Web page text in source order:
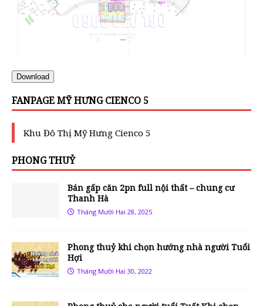
Download
FANPAGE MỸ HƯNG CIENCO 5
Khu Đô Thị Mỹ Hưng Cienco 5
PHONG THUỶ
Bán gấp căn 2pn full nội thất – chung cư
Thanh Hà
Tháng Mười Hai 28, 2025
Phong thuỷ khi chọn hướng nhà người Tuổi
Hợi
Tháng Mười Hai 30, 2022